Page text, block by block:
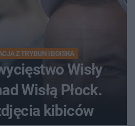
Z TRYBUN I BOISKA
Wisły
Wisłą Płock.
kibiców